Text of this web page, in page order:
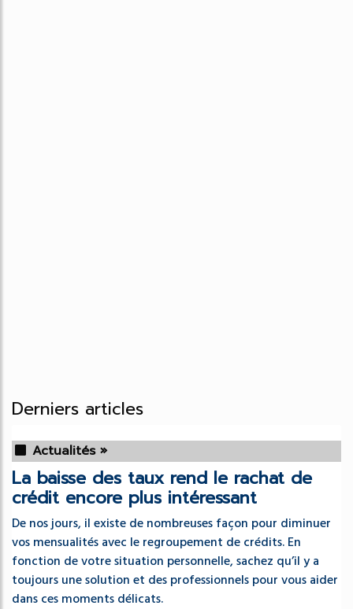
Derniers articles
Actualités »
La baisse des taux rend le rachat de
crédit encore plus intéressant
De nos jours, il existe de nombreuses façon pour diminuer
vos mensualités avec le regroupement de crédits. En
fonction de votre situation personnelle, sachez qu’il y a
toujours une solution et des professionnels pour vous aider
dans ces moments délicats.